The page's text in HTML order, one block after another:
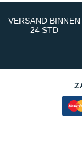
VERSAND BINNEN
24 STD